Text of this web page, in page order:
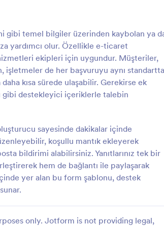
gibi temel bilgiler üzerinden kaybolan ya
yardımcı olur. Özellikle e-ticaret
ekipleri için uygundur. Müşteriler,
de her başvuruyu aynı standartta
kısa sürede ulaşabilir. Gerekirse ek
gibi destekleyici içeriklerle talebin
sayesinde dakikalar içinde
koşullu mantık ekleyerek
bildirimi alabilirsiniz. Yanıtlarınız tek bir
hem de bağlantı ile paylaşarak
yer alan bu form şablonu, destek
only. Jotform is not providing legal,
toplama
:
Sipariş Geri Alma Talep Formu
ve perakende işletmelerinde
durum sorgulama ve kayıt
taleplerini online olarak toplayın
üzerinden tek merkezden yönetin.
Go to Category:
Sipariş Formları
Şablon Kullan